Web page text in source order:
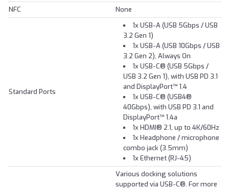
NFC
None
Standard Ports
1x USB-A (USB 5Gbps / USB
3.2 Gen 1)
1x USB-A (USB 10Gbps / USB
3.2 Gen 2), Always On
1x USB-C® (USB 5Gbps /
USB 3.2 Gen 1), with USB PD 3.1
and DisplayPort™ 1.4
1x USB-C® (USB4®
40Gbps), with USB PD 3.1 and
DisplayPort™ 1.4a
1x HDMI® 2.1, up to 4K/60Hz
1x Headphone / microphone
combo jack (3.5mm)
1x Ethernet (RJ-45)
Various docking solutions
supported via USB-C®. For more